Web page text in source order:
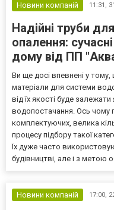
Новини компаній 11:31,
Надійні труби
опалення:
дому від ПП
Ви ще досі впевнені у
матеріали для системи
від їх якості буде
водопостачання. Ось чому
комплектуючих, велика
процесу підбору такої
Їх дуже часто
будівництві, але і з метою
Новини компаній 17:00,